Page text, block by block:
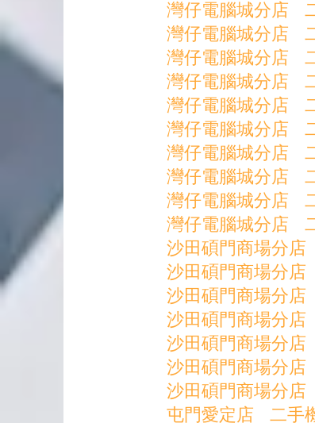
灣仔電腦城分店
灣仔電腦城分店
灣仔電腦城分店
灣仔電腦城分店
灣仔電腦城分店
灣仔電腦城分店
灣仔電腦城分店
灣仔電腦城分店
灣仔電腦城分店
灣仔電腦城分店
沙田碩門商場分
沙田碩門商場分
沙田碩門商場分店
沙田碩門商場分店
沙田碩門商場分
沙田碩門商場分
沙田碩門商場分
屯門愛定店 二手